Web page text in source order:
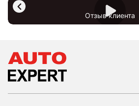
Отзыв клиента